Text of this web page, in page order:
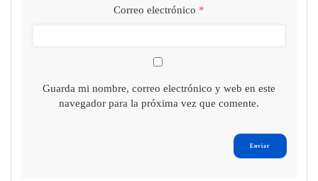
Correo electrónico *
Guarda mi nombre, correo electrónico y web en este
navegador para la próxima vez que comente.